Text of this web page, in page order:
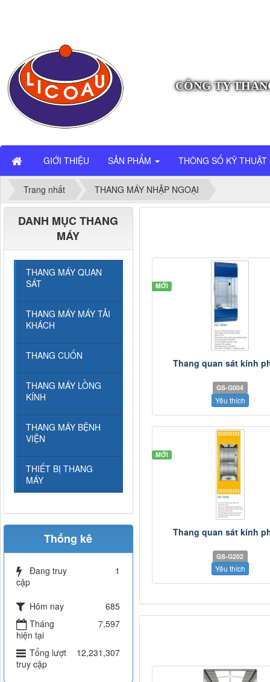
CÔNG TY
GIỚI THIỆU SẢN PHẨM THÔNG SỐ KỸ THUẬT
Trang nhất THANG MÁY NHẬP NGOẠI
MỚI
Thang quan sát kính
GS-G004
Yêu thích
MỚI
Thang quan sát kính
GS-G202
Yêu thích
DANH MỤC THANG
MÁY
THANG MÁY QUAN
SÁT
THANG MÁY MÁY TẢI
KHÁCH
THANG CUỐN
THANG MÁY LỒNG
KÍNH
THANG MÁY BỆNH
VIỆN
THIẾT BỊ THANG
MÁY
Thống kê
Đang truy
cập
1
Hôm nay
685
Tháng
hiện tại
7,597
Tổng lượt
truy cập
12,231,307